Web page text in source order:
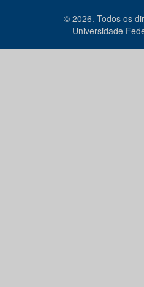
© 2026. Todos os
Universidade